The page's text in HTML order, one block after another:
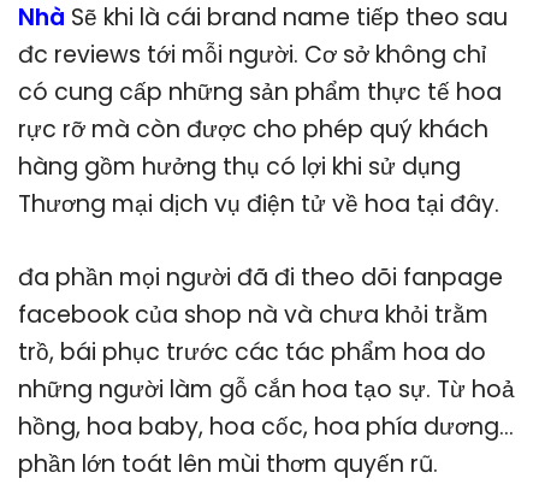
Nhà Sẽ khi là cái brand name tiếp theo sau
đc reviews tới mỗi người. Cơ sở không chỉ
có cung cấp những sản phẩm thực tế hoa
rực rỡ mà còn được cho phép quý khách
hàng gồm hưởng thụ có lợi khi sử dụng
Thương mại dịch vụ điện tử về hoa tại đây.
đa phần mọi người đã đi theo dõi fanpage
facebook của shop nà và chưa khỏi trằm
trồ, bái phục trước các tác phẩm hoa do
những người làm gỗ cắn hoa tạo sự. Từ hoả
hồng, hoa baby, hoa cốc, hoa phía dương…
phần lớn toát lên mùi thơm quyến rũ.